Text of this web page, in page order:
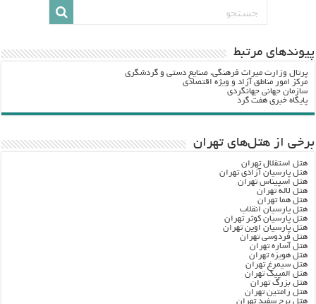
پيوندهاي مرتبط
پرتال وزارت ميراث فرهنگي، صنایع دستی و گردشگري
مرکز امور مناطق آزاد و ویژه اقتصادی
سازمان جهانی جهانگردی
پایگاه خبری هفت گرد
برخی از هتل‌های تهران
هتل استقلال تهران
هتل پارسیان آزادی تهران
هتل اسپیناس تهران
هتل لاله تهران
هتل هما تهران
هتل پارسیان انقلاب
هتل پارسیان کوثر تهران
هتل پارسیان اوین تهران
هتل فردوسی تهران
هتل آساره تهران
هتل هویزه تهران
هتل سیمرغ تهران
هتل المپیک تهران
هتل بزرگ تهران
هتل رامتین تهران
هتل برج سفید تهران